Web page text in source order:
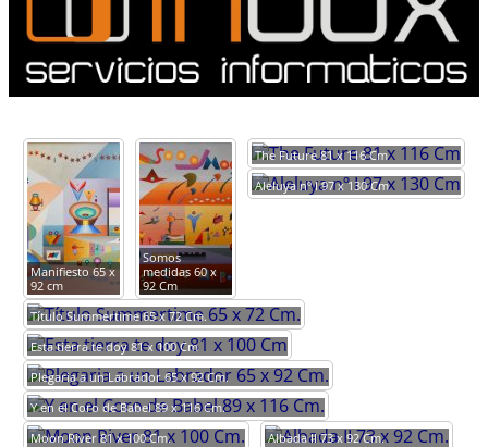
Manifiesto 65 x
92 cm
Somos
medidas 60 x
92 Cm
The Future 81 x 116 Cm
Aleluya nº I 97 x 130 Cm
Título Summertime 65 x 72 Cm.
Esta tierra te doy 81 x 100 Cm
Plegaria a un Labrador 65 x 92 Cm.
Y en el Coro de Babel 89 x 116 Cm.
Moon River 81 x 100 Cm.
Albada II 73 x 92 Cm.